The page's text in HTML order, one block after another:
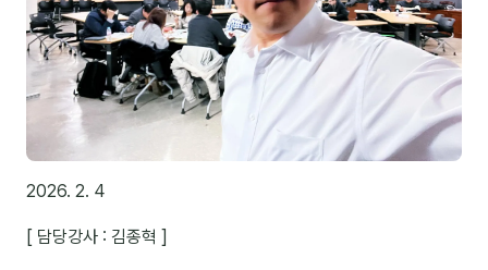
일정
지식
용어사전
2026. 2. 4
[ 담당강사 : 김종혁 ]